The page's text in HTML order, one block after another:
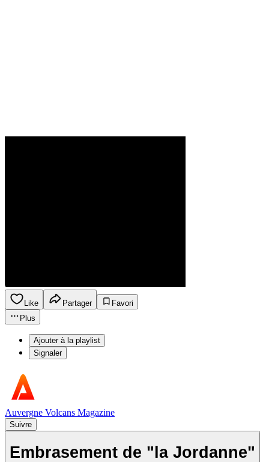
Like Partager
Favori
Plus
Ajouter à la playlist
Signaler
Auvergne Volcans Magazine
Suivre
Embrasement de "la Jordanne"